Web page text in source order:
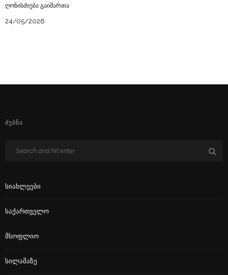
ღონისძიება გაიმართა
24/05/2026
ᲫᲔᲑᲜᲐ
Სიახლეები
Საქართველო
Მსოფლიო
Სილამაზე